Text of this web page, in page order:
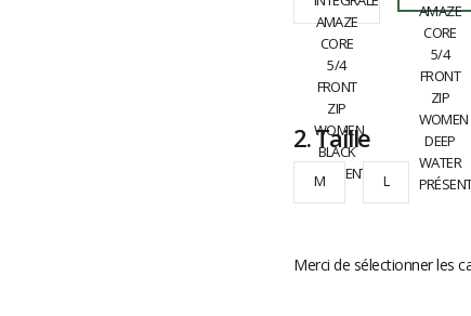
2.Taille
M L
Merci de sélectionner les